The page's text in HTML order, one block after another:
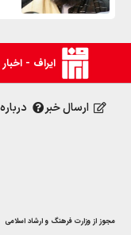
ایراف -
ارسال خبر
مجوز از وزارت فرهنگ و ارشاد اسلامی